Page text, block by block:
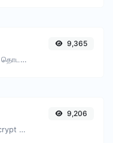
ஒரு IP ஐ எடுத்து, அதற்கு தொடர்புடைய டொமைன்/ஹோஸ்டை தேடுங்கள்.
9,365
எந்த உரை உள்ளீட்டிற்கும் bcrypt கடவுச்சொல் ஹாஷ் உருவாக்கவும்.
9,206